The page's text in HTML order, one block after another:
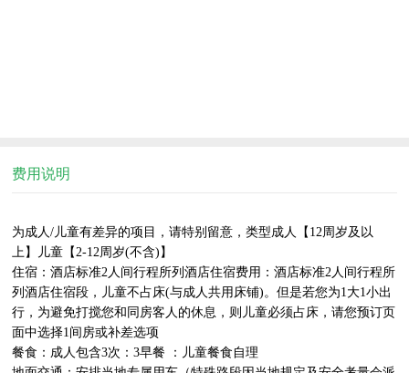
费用说明
为成人/儿童有差异的项目，请特别留意，类型成人【12周岁及以
上】儿童【2-12周岁(不含)】
住宿：酒店标准2人间行程所列酒店住宿费用：酒店标准2人间行程所
列酒店住宿段，儿童不占床(与成人共用床铺)。但是若您为1大1小出
行，为避免打搅您和同房客人的休息，则儿童必须占床，请您预订页
面中选择1间房或补差选项
餐食：成人包含3次：3早餐 ：儿童餐食自理